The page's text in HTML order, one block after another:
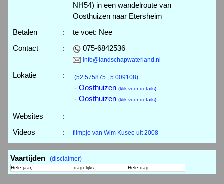
NH54) in een wandelroute van
Oosthuizen naar Etersheim
Betalen
:
te voet: Nee
Contact
: 075-6842536
info@landschapwaterland.nl
Lokatie : (52.575875 , 5.009108)
- Oosthuizen (klik voor details)
- Oosthuizen (klik voor details)
Websites
:
Videos
: filmpje van Wim Kusee uit 2008
Vaartijden (disclaimer)
Hele jaar, : dagelijks Hele dag